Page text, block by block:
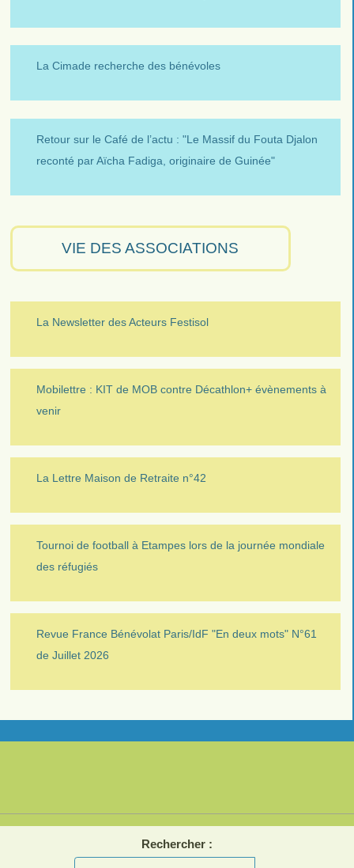
La Cimade recherche des bénévoles
Retour sur le Café de l’actu : "Le Massif du Fouta Djalon
reconté par Aïcha Fadiga, originaire de Guinée"
VIE DES ASSOCIATIONS
La Newsletter des Acteurs Festisol
Mobilettre : KIT de MOB contre Décathlon+ évènements à
venir
La Lettre Maison de Retraite n°42
Tournoi de football à Etampes lors de la journée mondiale
des réfugiés
Revue France Bénévolat Paris/IdF "En deux mots" N°61
de Juillet 2026
Rechercher :